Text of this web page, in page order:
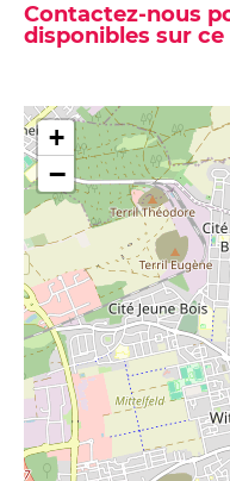
Contactez-nous
disponibles sur
+
−